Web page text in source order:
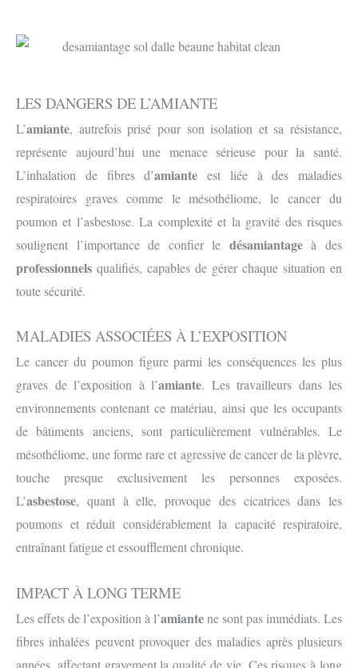
LES DANGERS DE L’AMIANTE
L’amiante, autrefois prisé pour son isolation et sa résistance,
représente aujourd’hui une menace sérieuse pour la santé.
L’inhalation de fibres d’amiante est liée à des maladies
respiratoires graves comme le mésothéliome, le cancer du
poumon et l’asbestose. La complexité et la gravité des risques
soulignent l’importance de confier le désamiantageà des
professionnels qualifiés, capables de gérer chaque situation en
toute sécurité.
MALADIES ASSOCIÉES À L’EXPOSITION
Le cancer du poumon figure parmi les conséquences les plus
graves de l’exposition à l’amiante. Les travailleurs dans les
environnements contenant ce matériau, ainsi que les occupants
de bâtiments anciens, sont particulièrement vulnérables. Le
mésothéliome, une forme rare et agressive de cancer de la plèvre,
touche presque exclusivement les personnes exposées.
L’asbestose, quant à elle, provoque des cicatrices dans les
poumons et réduit considérablement la capacité respiratoire,
entraînant fatigue et essoufflement chronique.
IMPACT À LONG TERME
Les effets de l’exposition à l’amiantene sont pas immédiats. Les
fibres inhalées peuvent provoquer des maladies après plusieurs
années, affectant gravement la qualité de vie. Ces risques à long